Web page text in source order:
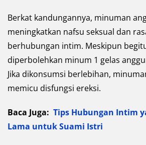
Berkat kandungannya, minuman
meningkatkan nafsu seksual dan
berhubungan intim. Meskipun
diperbolehkan minum 1 gelas
Jika dikonsumsi berlebihan,
memicu disfungsi ereksi.
Baca Juga: Tips Hubungan Intim
Lama untuk Suami Istri